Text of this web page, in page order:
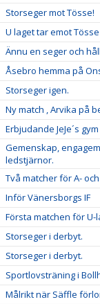
Storseger mot Tösse!
U laget tar emot Tösse
Ännu en seger och
Åsebro hemma på
Storseger igen.
Ny match , Arvika på
Erbjudande JeJe´s gym
Gemenskap,
ledstjärnor.
Två matcher för A-
Inför Vänersborgs IF
Första matchen för U-
Storseger i derbyt.
Storseger i derbyt.
Sportlovsträning i
Målrikt när Säffle